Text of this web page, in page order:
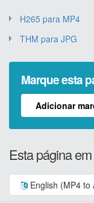
H265 para MP4
THM para JPG
Marque esta
Adicionar
Esta página
English (MP4 to